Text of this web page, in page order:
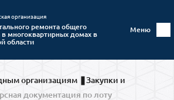
организация
ремонта общего
многоквартирных домах в
области
Меню
организациям
Закупки и
документация по лоту